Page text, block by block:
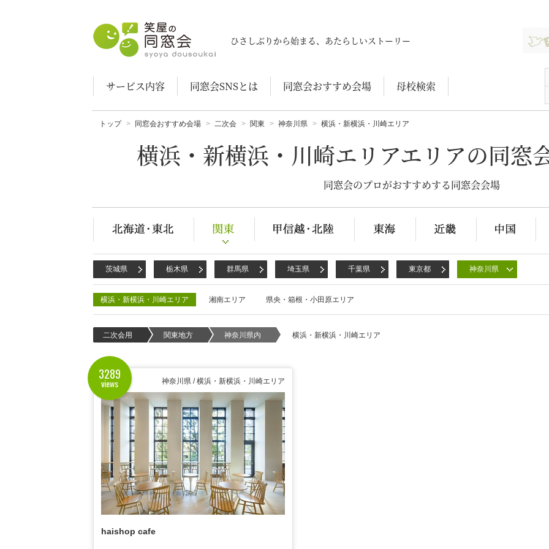
笑屋の同窓会
ひさしぶりから始まる、あたらしいストーリー
サービス内容 同窓会SNSとは 同窓会おすすめ会場 母校検索
トップ 同窓会おすすめ会場 二次会 関東 神奈川県 横浜・新横浜・川崎エリア
横浜・新横浜・川崎エリアエリアの同窓
同窓会のプロがおすすめする同窓会会場
茨城県 栃木県 群馬県 埼玉県 千葉県 東京都 神奈川県
横浜・新横浜・川崎エリア 湘南エリア 県央・箱根・小田原エリア
二次会用 関東地方 神奈川県内 横浜・新横浜・川崎エリア
神奈川県 / 横浜・新横浜・川崎エリア
haishop cafe
3289
views